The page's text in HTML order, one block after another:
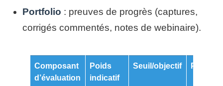
Portfolio : preuves de progrès (captures,
corrigés commentés, notes de webinaire).
Composant
d’évaluation
Poids
indicatif
Seuil/objectif Preuve/